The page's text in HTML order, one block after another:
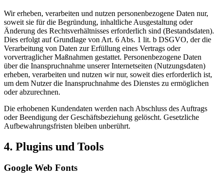
Wir erheben, verarbeiten und nutzen personenbezogene Daten nur,
soweit sie für die Begründung, inhaltliche Ausgestaltung oder
Änderung des Rechtsverhältnisses erforderlich sind (Bestandsdaten).
Dies erfolgt auf Grundlage von Art. 6 Abs. 1 lit. b DSGVO, der die
Verarbeitung von Daten zur Erfüllung eines Vertrags oder
vorvertraglicher Maßnahmen gestattet. Personenbezogene Daten
über die Inanspruchnahme unserer Internetseiten (Nutzungsdaten)
erheben, verarbeiten und nutzen wir nur, soweit dies erforderlich ist,
um dem Nutzer die Inanspruchnahme des Dienstes zu ermöglichen
oder abzurechnen.
Die erhobenen Kundendaten werden nach Abschluss des Auftrags
oder Beendigung der Geschäftsbeziehung gelöscht. Gesetzliche
Aufbewahrungsfristen bleiben unberührt.
4. Plugins und Tools
Google Web Fonts